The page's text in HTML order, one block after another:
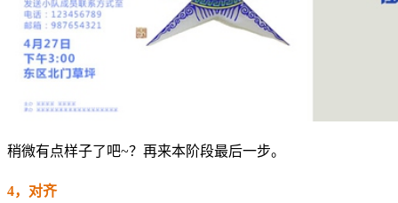
稍微有点样子了吧~？再来本阶段最后一步。
4，对齐